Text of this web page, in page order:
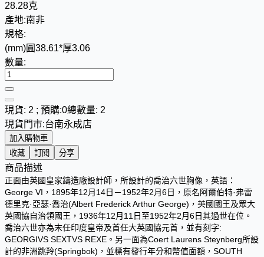
28.28克
產地:南非
規格:
(mm)圓38.61*厚3.06
數量:
現貨: 2 ; 預購:0總數量: 2
現貨門市:台南永成店
加入購物車
收藏
訂閱 分享
商品描述
正面由英國皇家鑄造廠設計師，所設計的喬治六世胸像，英語：
George VI，1895年12月14日－1952年2月6日，原名阿爾伯特·弗雷
德里克·亞瑟·喬治(Albert Frederick Arthur George)，英國國王及眾大
英國協自治領國王，1936年12月11日至1952年2月6日其過世在位。
喬治六世亦為末任印度皇帝及首任大英國協元首，並有刻字:
GEORGIVS SEXTVS REXE。另一面為Coert Laurens Steynberg所設
計的非洲跳羚(Springbok)，並標有發行年分和幣值面額，SOUTH